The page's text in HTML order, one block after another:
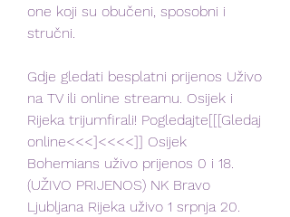
one koji su obučeni, sposobni i
stručni.
Gdje gledati besplatni prijenos Uživo
na TV ili online streamu. Osijek i
Rijeka trijumfirali! Pogledajte[[[Gledaj
online<<<]<<<<]] Osijek
Bohemians uživo prijenos 0 i 18.
(UŽIVO PRIJENOS) NK Bravo
Ljubljana Rijeka uživo 1 srpnja 20.